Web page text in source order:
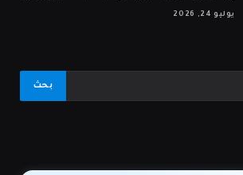
يوليو 24, 2026